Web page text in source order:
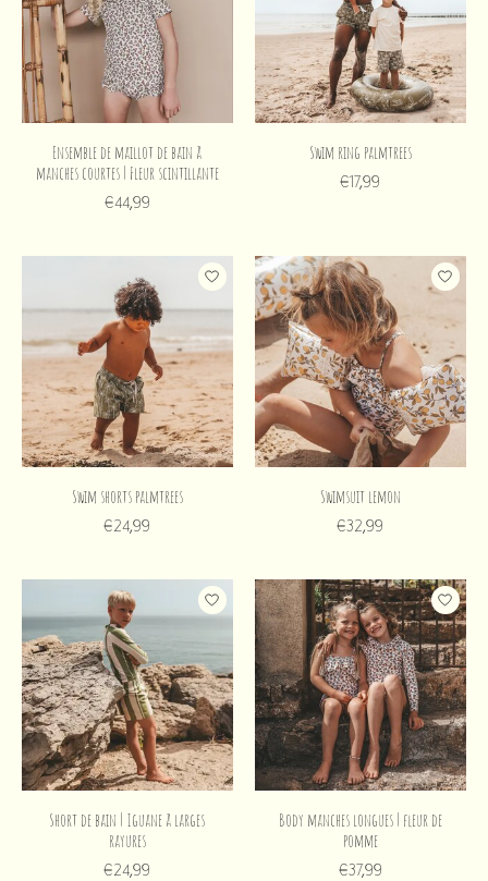
Ensemble de maillot de bain à
manches courtes | Fleur scintillante
€44,99
Swim ring palmtrees
€17,99
Swim shorts palmtrees
€24,99
Swimsuit lemon
€32,99
Short de bain | Iguane à larges
rayures
€24,99
Body manches longues | fleur de
pomme
€37,99